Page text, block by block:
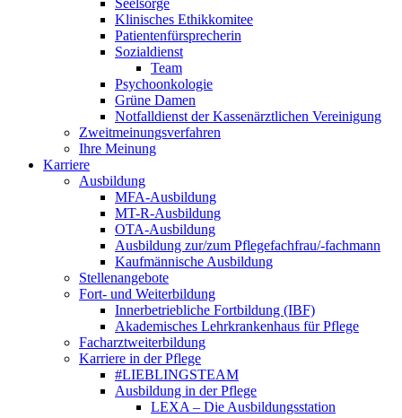
Seelsorge
Klinisches Ethikkomitee
Patientenfürsprecherin
Sozialdienst
Team
Psychoonkologie
Grüne Damen
Notfalldienst der Kassenärztlichen Vereinigung
Zweitmeinungsverfahren
Ihre Meinung
Karriere
Ausbildung
MFA-Ausbildung
MT-R-Ausbildung
OTA-Ausbildung
Ausbildung zur/zum Pflegefachfrau/-fachmann
Kaufmännische Ausbildung
Stellenangebote
Fort- und Weiterbildung
Innerbetriebliche Fortbildung (IBF)
Akademisches Lehrkrankenhaus für Pflege
Facharztweiterbildung
Karriere in der Pflege
#LIEBLINGSTEAM
Ausbildung in der Pflege
LEXA – Die Ausbildungsstation